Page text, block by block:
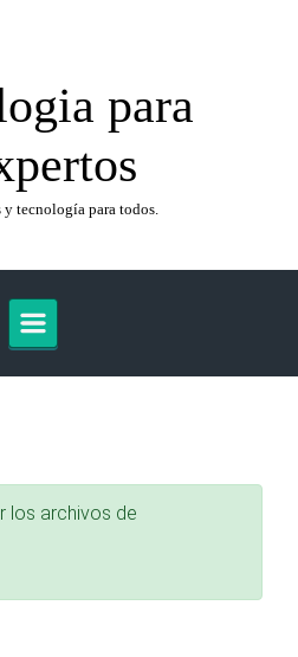
para
y tecnología para todos.
los archivos de